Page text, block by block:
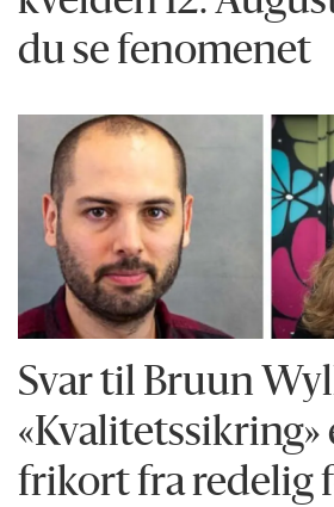
du se fenomenet
Svar til Bruun
«Kvalitetssikring»
frikort fra redelig